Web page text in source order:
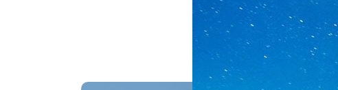
حجز موعد
الفتوى الهاتفية